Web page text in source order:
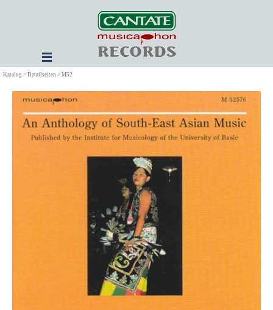
Menü überspringen
Katalog > Detailseiten > M52